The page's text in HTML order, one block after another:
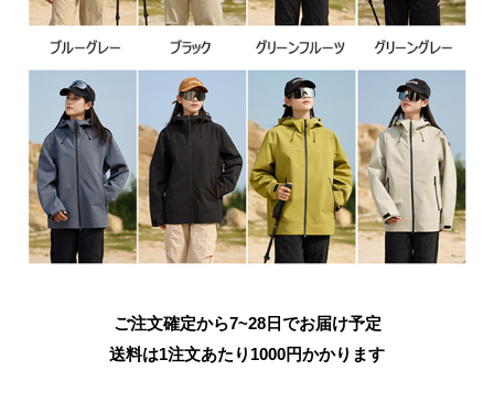
ご注文確定から7~28日でお届け予定
送料は1注文あたり 1000円かかります